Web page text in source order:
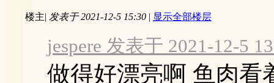
楼主| 发表于 2021-12-5 15:30 | 显示全部楼层
jespere 发表于 2021-12-5
做得好漂亮啊 鱼肉看